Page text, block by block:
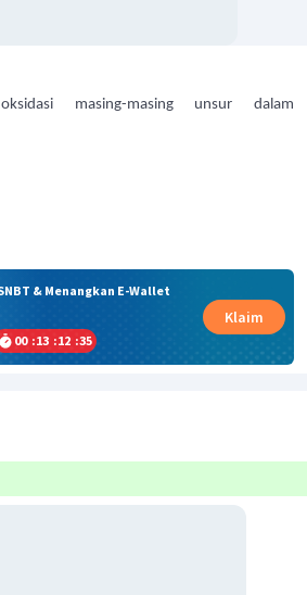
masing-masing unsur dalam
& Menangkan E-Wallet
00 :13 :12 :35
Klaim